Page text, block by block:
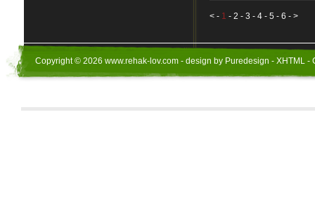
< - 1 - 2 - 3 - 4 - 5 - 6 - >
Copyright © 2026 www.rehak-lov.com - design by Puredesign - XHTML -